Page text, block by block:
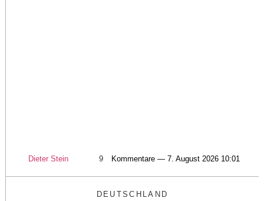
Dieter Stein 9 Kommentare — 7. August 2026 10:01
DEUTSCHLAND